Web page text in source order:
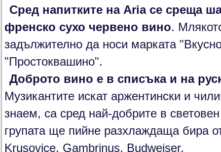
Сред напитките на Aria се среща
френско сухо червено вино.
задължително да носи марката
"Простоквашино".
Доброто вино е в списъка и на
Музикантите искат аржентински и
знаем, са сред най-добрите в
групата ще пийне разхлаждаща бира
Krusovice, Gambrinus, Budweiser.